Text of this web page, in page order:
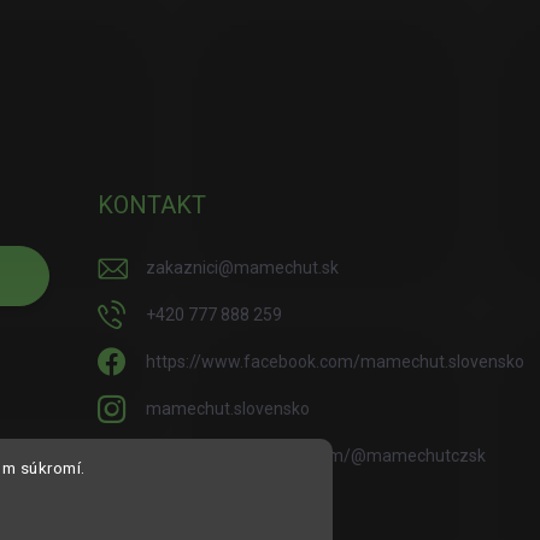
súkromí.
KONTAKT
zakaznici@mamechut.sk
+420 777 888 259
https://www.facebook.com/mamechut.slovensko
mamechut.slovensko
https://www.youtube.com/@mamechutczsk